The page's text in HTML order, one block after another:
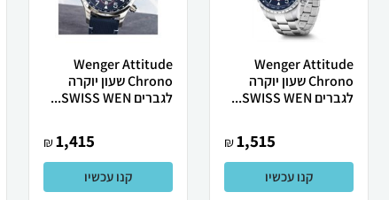
Wenger Attitude
Chrono שעון יוקרה
לגברים SWISS WEN...
1,515
₪
קנו עכשיו
Wenger Attitude
Chrono שעון יוקרה
לגברים SWISS WEN...
1,415
₪
קנו עכשיו